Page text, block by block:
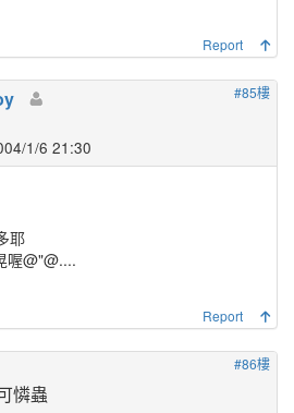
Report
#85樓
1/6 21:30
耶
喔@"@....
Report
#86樓